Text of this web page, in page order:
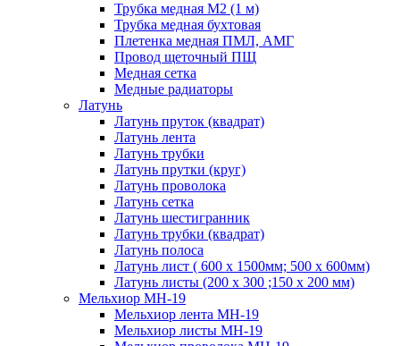
Трубка медная М2 (1 м)
Трубка медная бухтовая
Плетенка медная ПМЛ, АМГ
Провод щеточный ПЩ
Медная сетка
Медные радиаторы
Латунь
Латунь пруток (квадрат)
Латунь лента
Латунь трубки
Латунь прутки (круг)
Латунь проволока
Латунь сетка
Латунь шестигранник
Латунь трубки (квадрат)
Латунь полоса
Латунь лист ( 600 х 1500мм; 500 х 600мм)
Латунь листы (200 х 300 ;150 х 200 мм)
Мельхиор МН-19
Мельхиор лента МН-19
Мельхиор листы МН-19